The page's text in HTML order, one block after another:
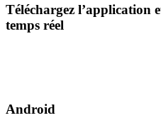
Téléchargez l’application
temps réel
Android